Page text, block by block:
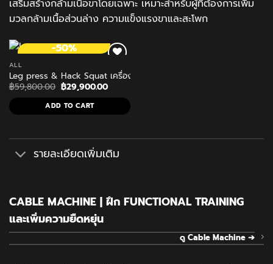
เสริมสร้างกล้ามเนื้อขาโดยเฉพาะ เหมาะสำหรับผู้ที่ต้องการเพิ่ม
มวลกล้ามเนื้อส่วนล่าง ความแข็งแรงขาและสะโพก
-50%
ALL
Leg press & Hack Squat เครื่องสควอท เครื่องสร้างกล้ามเนื้อขา
฿59,800.00 Original
price
was:
฿59,800.00.
฿29,900.00Current
price
฿29,900.00.
ADD TO CART
รายละเอียดเพิ่มเติม
CABLE MACHINE | ฝึก FUNCTIONAL TRAINING
และเพิ่มความยืดหยุ่น
ดู Cable Machine ➔